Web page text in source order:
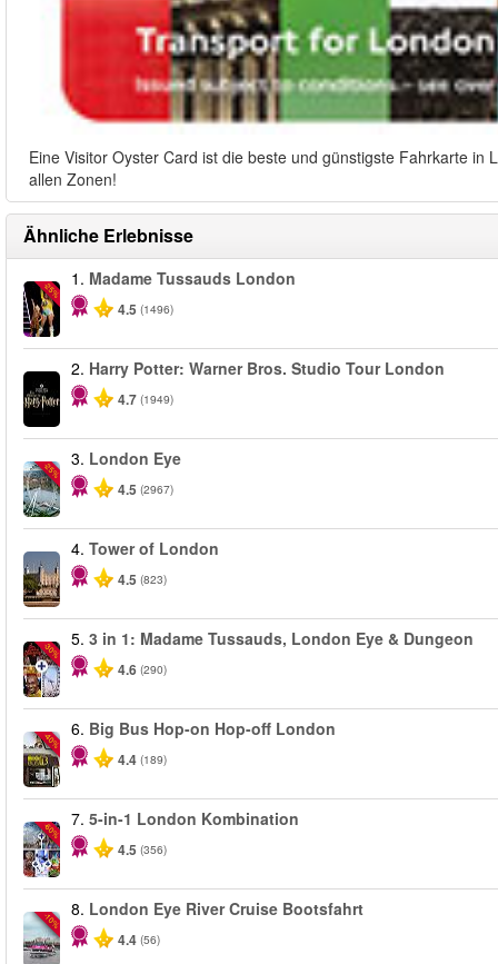
Eine Visitor Oyster Card ist die beste und günstigste Fahrkarte
allen Zonen!
Ähnliche Erlebnisse
-25%
1. Madame Tussauds London
4.5 (1496)
2. Harry Potter: Warner Bros. Studio Tour London
4.7 (1949)
-25%
3. London Eye
4.5 (2967)
4. Tower of London
4.5 (823)
-30%
5. 3 in 1: Madame Tussauds, London Eye & Dungeon
4.6 (290)
-40%
6. Big Bus Hop-on Hop-off London
4.4 (189)
-60%
7. 5-in-1 London Kombination
4.5 (356)
-10%
8. London Eye River Cruise Bootsfahrt
4.4 (56)